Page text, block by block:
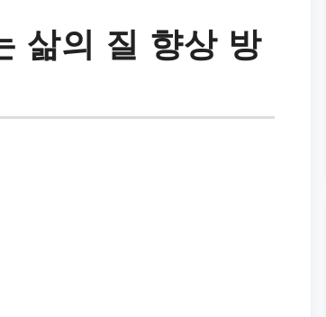
삶의 질 향상 방